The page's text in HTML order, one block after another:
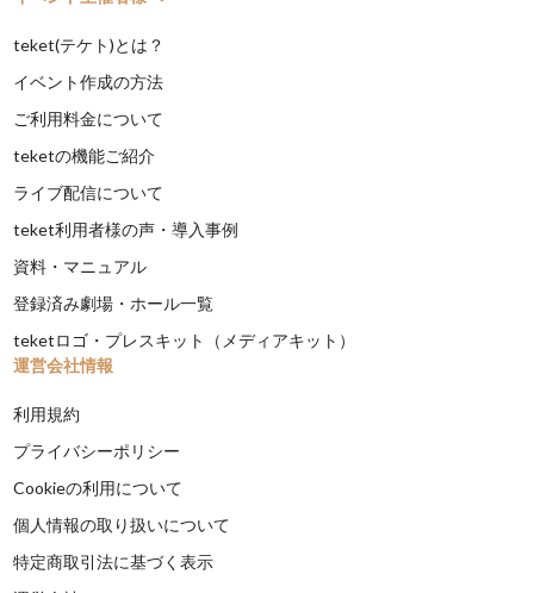
teket(テケト)とは？
イベント作成の方法
ご利用料金について
teketの機能ご紹介
ライブ配信について
teket利用者様の声・導入事例
資料・マニュアル
登録済み劇場・ホール一覧
teketロゴ・プレスキット（メディアキット）
運営会社情報
利用規約
プライバシーポリシー
Cookieの利用について
個人情報の取り扱いについて
特定商取引法に基づく表示